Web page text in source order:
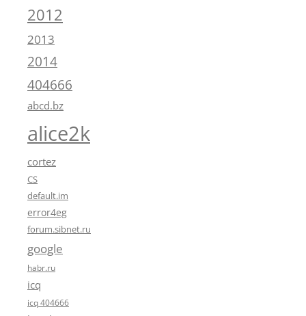
2012
2013
2014
404666
abcd.bz
alice2k
cortez
CS
default.im
error4eg
forum.sibnet.ru
google
habr.ru
icq
icq 404666